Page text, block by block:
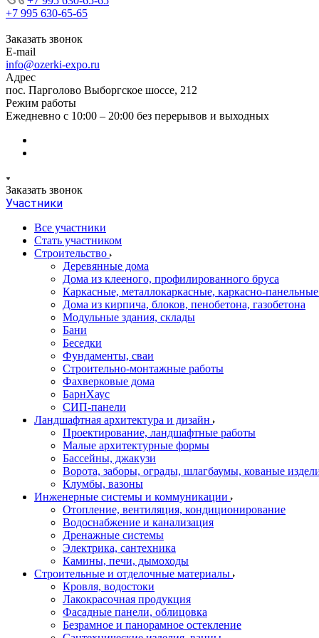
+7 995 630-65-65
Заказать звонок
E-mail
info@ozerki-expo.ru
Адрес
пос. Парголово Выборгское шоссе, 212
Режим работы
Ежедневно с 10:00 – 20:00 без перерывов и выходных
Заказать звонок
Участники
Все участники
Стать участником
Строительство
Деревянные дома
Дома из клееного, профилированного бруса
Каркасные, металлокаркасные, каркасно-
Дома из кирпича, блоков, пенобетона, газобетона
Модульные здания, склады
Бани
Беседки
Фундаменты, сваи
Строительно-монтажные работы
Фахверковые дома
БарнХаус
СИП-панели
Ландшафтная архитектура и дизайн
Проектирование, ландшафтные работы
Малые архитектурные формы
Бассейны, джакузи
Ворота, заборы, ограды, шлагбаумы, кованые
Клумбы, вазоны
Инженерные системы и коммуникации
Отопление, вентиляция, кондиционирование
Водоснабжение и канализация
Дренажные системы
Электрика, сантехника
Камины, печи, дымоходы
Строительные и отделочные материалы
Кровля, водостоки
Лакокрасочная продукция
Фасадные панели, облицовка
Безрамное и панорамное остекление